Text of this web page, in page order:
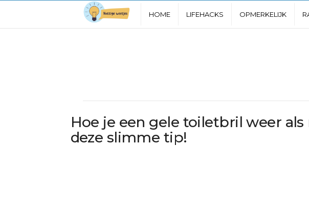
i
g
HOME LIFEHACKS OPMERKELIJK
Hoe je een gele toiletbril weer
deze slimme tip!